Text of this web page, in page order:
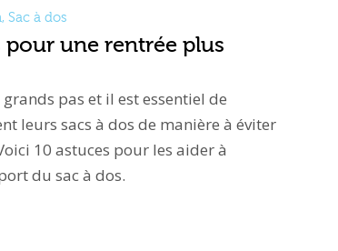
, Sac à dos
pour une rentrée plus
pas et il est essentiel de
leurs sacs à dos de manière à éviter
10 astuces pour les aider à
du sac à dos.